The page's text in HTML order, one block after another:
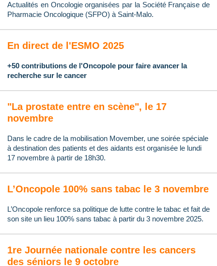
Actualités en Oncologie organisées par la Société Française de
Pharmacie Oncologique (SFPO) à Saint-Malo.
En direct de l'ESMO 2025
+50 contributions de l'Oncopole pour faire avancer la
recherche sur le cancer
"La prostate entre en scène", le 17
novembre
Dans le cadre de la mobilisation Movember, une soirée spéciale
à destination des patients et des aidants est organisée le lundi
17 novembre à partir de 18h30.
L’Oncopole 100% sans tabac le 3 novembre
L’Oncopole renforce sa politique de lutte contre le tabac et fait de
son site un lieu 100% sans tabac à partir du 3 novembre 2025.
1re Journée nationale contre les cancers
des séniors le 9 octobre